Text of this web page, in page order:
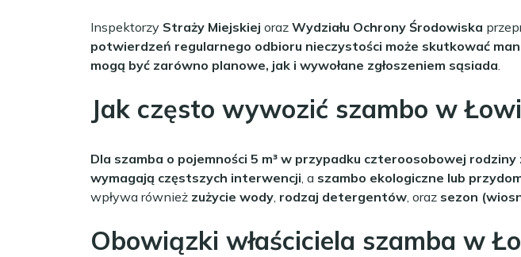
Inspektorzy Straży Miejskiej oraz Wydziału Ochrony Środowiska
potwierdzeń regularnego odbioru nieczystości może skutkować
mogą być zarówno planowe, jak i wywołane zgłoszeniem sąsiada
Jak często wywozić szambo w
Dla szamba o pojemności 5 m³ w przypadku czteroosobowej
wymagają częstszych interwencji , a szambo ekologiczne lub
wpływa również zużycie wody rodzaj detergentów , oraz sezon
Obowiązki właściciela szamba w